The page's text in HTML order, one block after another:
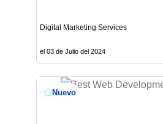
Digital Marketing Services
el 03 de Julio del 2024
Nuevo